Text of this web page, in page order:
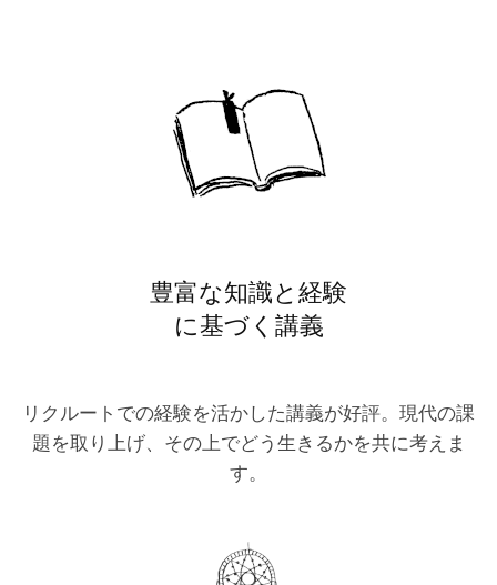
豊富な知識と経験
に基づく講義
リクルートでの経験を活かした講義が好評。現代の課
題を取り上げ、その上でどう生きるかを共に考えま
す。